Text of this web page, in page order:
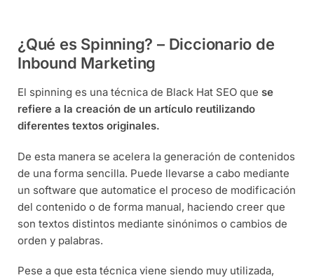
¿Qué es Spinning? – Diccionario de
Inbound Marketing
El spinning es una técnica de Black Hat SEO que se
refiere a la creación de un artículo reutilizando
diferentes textos originales.
De esta manera se acelera la generación de contenidos
de una forma sencilla. Puede llevarse a cabo mediante
un software que automatice el proceso de modificación
del contenido o de forma manual, haciendo creer que
son textos distintos mediante sinónimos o cambios de
orden y palabras.
Pese a que esta técnica viene siendo muy utilizada,